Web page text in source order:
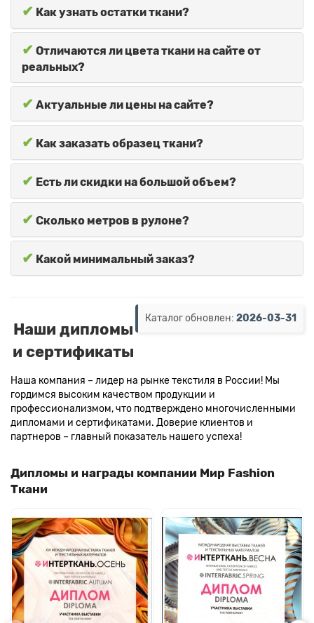
✔ Как узнать остатки ткани?
✔ Отличаются ли цвета ткани на сайте от
реальных?
✔ Актуальные ли цены на сайте?
✔ Как заказать образец ткани?
✔ Есть ли скидки на большой объем?
✔ Сколько метров в рулоне?
✔ Какой минимальный заказ?
Каталог обновлен: 2026-03-31
Наши дипломы
и сертификаты
Наша компания – лидер на рынке текстиля в России! Мы
гордимся высоким качеством продукции и
профессионализмом, что подтверждено многочисленными
дипломами и сертификатами. Доверие клиентов и
партнеров – главный показатель нашего успеха!
Дипломы и награды компании Мир Fashion
Ткани